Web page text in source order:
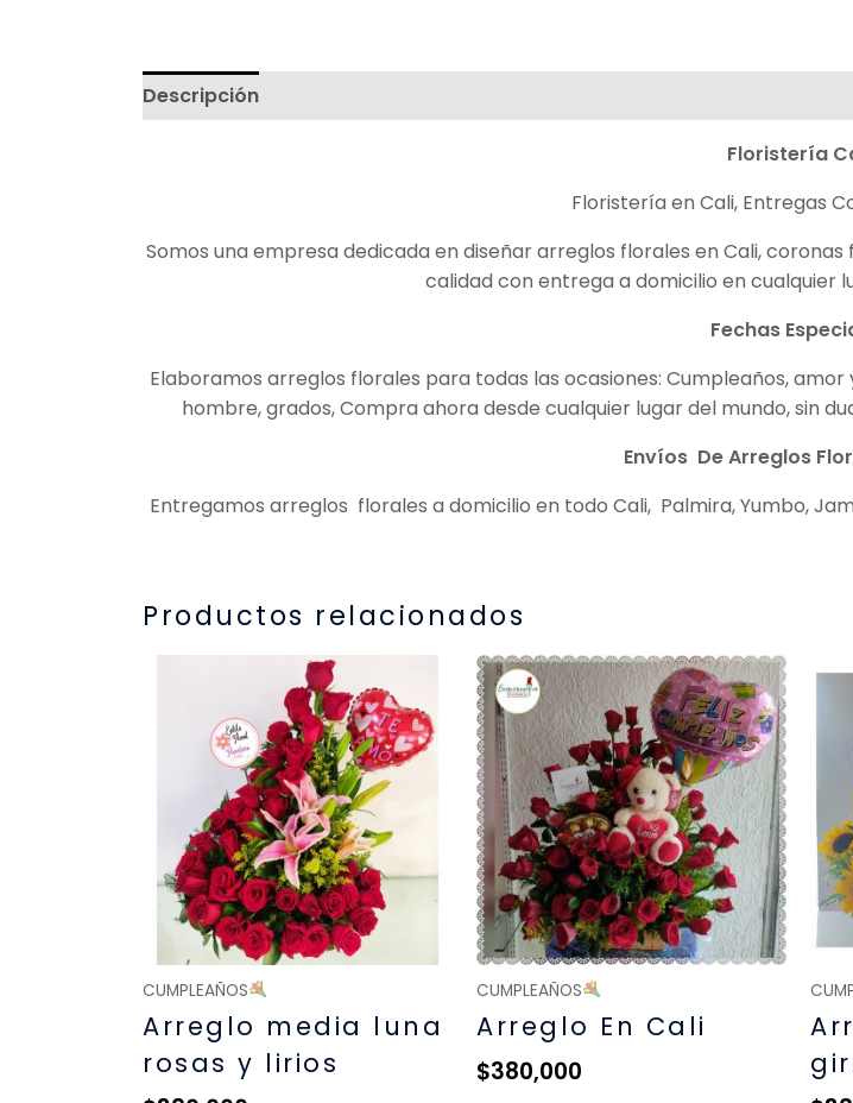
Descripción
Floristería
Floristería en Cali, Entregas
Somos una empresa dedicada en diseñar arreglos florales en Cali,
calidad con entrega a domicilio en cualquier
Fechas
Elaboramos arreglos florales para todas las ocasiones: Cumpleaños,
hombre, grados, Compra ahora desde cualquier lugar del mundo, sin
Envíos De Arreglos
Entregamos arreglos florales a domicilio en todo Cali, Palmira, Yumbo,
Productos relacionados
CUMPLEAÑOS
Arreglo media luna
rosas y lirios
CUMPLEAÑOS
Arreglo En Cali
$380,000